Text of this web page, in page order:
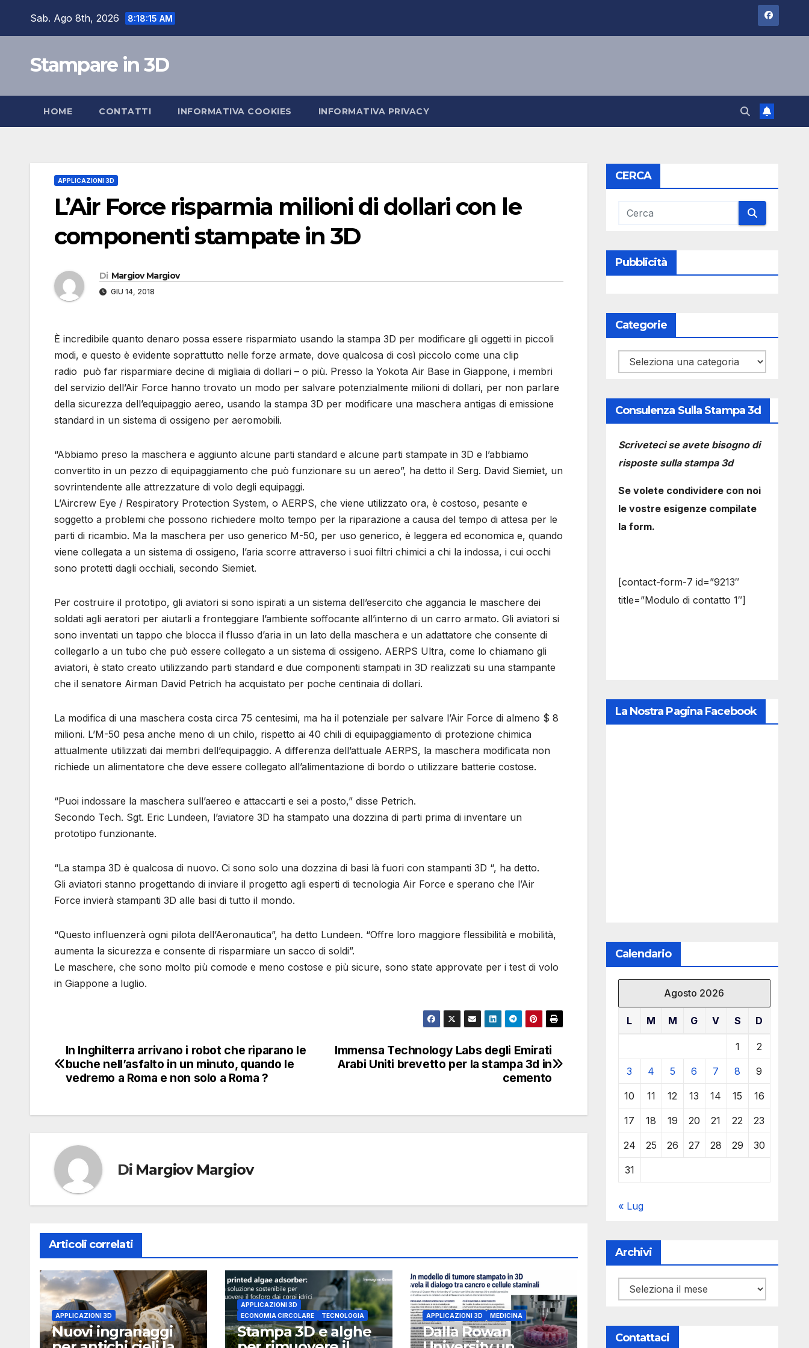
Sab. Ago 8th, 2026 8:18:16 AM
Stampare in 3D
HOME CONTATTI INFORMATIVA COOKIES INFORMATIVA PRIVACY
APPLICAZIONI 3D
L’Air Force risparmia milioni di dollari con le
componenti stampate in 3D
Di Margiov Margiov
GIU 14, 2018
È incredibile quanto denaro possa essere risparmiato usando la stampa 3D per modificare gli oggetti in piccoli
modi, e questo è evidente soprattutto nelle forze armate, dove qualcosa di così piccolo come una clip
radio può far risparmiare decine di migliaia di dollari – o più. Presso la Yokota Air Base in Giappone, i membri
del servizio dell’Air Force hanno trovato un modo per salvare potenzialmente milioni di dollari, per non parlare
della sicurezza dell’equipaggio aereo, usando la stampa 3D per modificare una maschera antigas di emissione
standard in un sistema di ossigeno per aeromobili.
“Abbiamo preso la maschera e aggiunto alcune parti standard e alcune parti stampate in 3D e l’abbiamo
convertito in un pezzo di equipaggiamento che può funzionare su un aereo”, ha detto il Serg. David Siemiet, un
sovrintendente alle attrezzature di volo degli equipaggi.
L’Aircrew Eye / Respiratory Protection System, o AERPS, che viene utilizzato ora, è costoso, pesante e
soggetto a problemi che possono richiedere molto tempo per la riparazione a causa del tempo di attesa per le
parti di ricambio. Ma la maschera per uso generico M-50, per uso generico, è leggera ed economica e, quando
viene collegata a un sistema di ossigeno, l’aria scorre attraverso i suoi filtri chimici a chi la indossa, i cui occhi
sono protetti dagli occhiali, secondo Siemiet.
Per costruire il prototipo, gli aviatori si sono ispirati a un sistema dell’esercito che aggancia le maschere dei
soldati agli aeratori per aiutarli a fronteggiare l’ambiente soffocante all’interno di un carro armato. Gli aviatori si
sono inventati un tappo che blocca il flusso d’aria in un lato della maschera e un adattatore che consente di
collegarlo a un tubo che può essere collegato a un sistema di ossigeno. AERPS Ultra, come lo chiamano gli
aviatori, è stato creato utilizzando parti standard e due componenti stampati in 3D realizzati su una stampante
che il senatore Airman David Petrich ha acquistato per poche centinaia di dollari.
La modifica di una maschera costa circa 75 centesimi, ma ha il potenziale per salvare l’Air Force di almeno $ 8
milioni. L’M-50 pesa anche meno di un chilo, rispetto ai 40 chili di equipaggiamento di protezione chimica
attualmente utilizzati dai membri dell’equipaggio. A differenza dell’attuale AERPS, la maschera modificata non
richiede un alimentatore che deve essere collegato all’alimentazione di bordo o utilizzare batterie costose.
“Puoi indossare la maschera sull’aereo e attaccarti e sei a posto,” disse Petrich.
Secondo Tech. Sgt. Eric Lundeen, l’aviatore 3D ha stampato una dozzina di parti prima di inventare un
prototipo funzionante.
“La stampa 3D è qualcosa di nuovo. Ci sono solo una dozzina di basi là fuori con stampanti 3D “, ha detto.
Gli aviatori stanno progettando di inviare il progetto agli esperti di tecnologia Air Force e sperano che l’Air
Force invierà stampanti 3D alle basi di tutto il mondo.
“Questo influenzerà ogni pilota dell’Aeronautica”, ha detto Lundeen. “Offre loro maggiore flessibilità e mobilità,
aumenta la sicurezza e consente di risparmiare un sacco di soldi”.
Le maschere, che sono molto più comode e meno costose e più sicure, sono state approvate per i test di volo
in Giappone a luglio.
Navigazione
articoli
Immensa Technology Labs degli Emirati
Arabi Uniti brevetto per la stampa 3d in
cemento
In Inghilterra arrivano i robot che riparano le
buche nell’asfalto in un minuto, quando le
vedremo a Roma e non solo a Roma ?
Di Margiov Margiov
Articoli correlati
APPLICAZIONI 3D
Nuovi ingranaggi
APPLICAZIONI 3D
ECONOMIA CIRCOLARE
TECNOLOGIA
Stampa 3D e alghe
APPLICAZIONI 3D MEDICINA
Dalla Rowan
CERCA
Pubblicità
Categorie
Categorie
Consulenza Sulla Stampa 3d
Scriveteci se avete bisogno di
risposte sulla stampa 3d
Se volete condividere con noi
le vostre esigenze compilate
la form.
[contact-form-7 id=”9213″
title=”Modulo di contatto 1″]
La Nostra Pagina Facebook
Calendario
Agosto 2026
L M M G V S D
1 2
3 4 5 6 7 8 9
10 11 12 13 14 15 16
17 18 19 20 21 22 23
24 25 26 27 28 29 30
31
« Lug
Archivi
Archivi
Contattaci